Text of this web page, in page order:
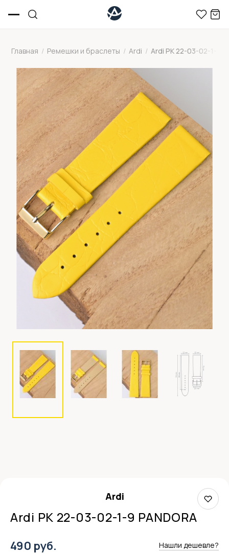
Главная / Ремешки и браслеты / Ardi / Ardi РК 22-03-02-1-9
Ardi
Ardi РК 22-03-02-1-9 PANDORA
490 руб. Нашли дешевле?